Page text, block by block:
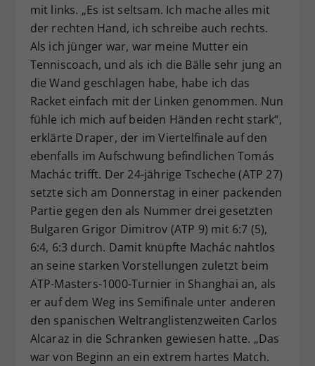
mit links. „Es ist seltsam. Ich mache alles mit
der rechten Hand, ich schreibe auch rechts.
Als ich jünger war, war meine Mutter ein
Tenniscoach, und als ich die Bälle sehr jung an
die Wand geschlagen habe, habe ich das
Racket einfach mit der Linken genommen. Nun
fühle ich mich auf beiden Händen recht stark“,
erklärte Draper, der im Viertelfinale auf den
ebenfalls im Aufschwung befindlichen Tomás
Machác trifft. Der 24-jährige Tscheche (ATP 27)
setzte sich am Donnerstag in einer packenden
Partie gegen den als Nummer drei gesetzten
Bulgaren Grigor Dimitrov (ATP 9) mit 6:7 (5),
6:4, 6:3 durch. Damit knüpfte Machác nahtlos
an seine starken Vorstellungen zuletzt beim
ATP-Masters-1000-Turnier in Shanghai an, als
er auf dem Weg ins Semifinale unter anderen
den spanischen Weltranglistenzweiten Carlos
Alcaraz in die Schranken gewiesen hatte. „Das
war von Beginn an ein extrem hartes Match.